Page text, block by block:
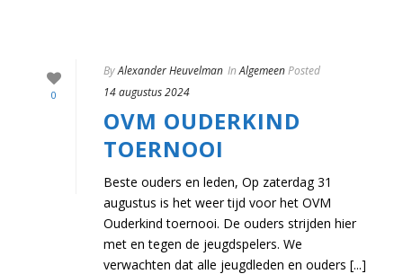
0
ByAlexander Heuvelman InAlgemeenPosted
14 augustus 2024
OVM OUDERKIND
TOERNOOI
Beste ouders en leden, Op zaterdag 31
augustus is het weer tijd voor het OVM
Ouderkind toernooi. De ouders strijden hier
met en tegen de jeugdspelers. We
verwachten dat alle jeugdleden en ouders [...]